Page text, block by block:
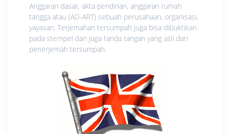
Anggaran dasar, akta pendirian, anggaran rumah
tangga atau (AD-ART) sebuah perusahaan, organisasi,
yayasan. Terjemahan tersumpah juga bisa dibuktikan
pada stempel dan juga tanda tangan yang asli dari
penerjemah tersumpah.